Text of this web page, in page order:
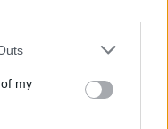
one or more Google
You may click to
third-party tags to
in below Google
myvs